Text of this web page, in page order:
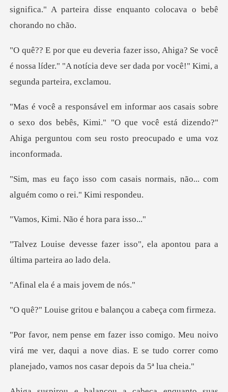
Se você
é nossa líder." "A notícia deve ser dad
sexo dos bebês, Kimi." "O que você está dizendo?"
Ahiga p
ais normais, não... com
alguém
. Não é hora
isso", ela apontou para a
ú
é a mais j
itou e balançou a
virá me ver, daqui a nove dias. E se tudo correr com